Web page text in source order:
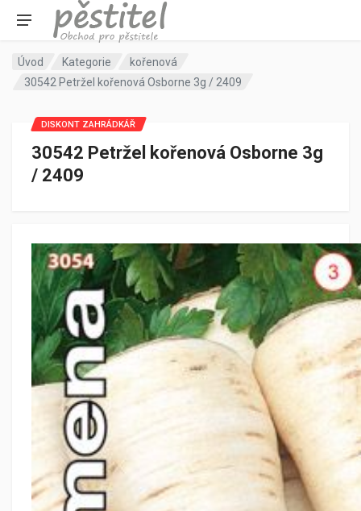
Úvod Kategorie
kořenová
30542 Petržel kořenová Osborne 3g / 2409
30542 Petržel kořenová Osborne 3g
/ 2409
DISKONT ZAHRÁDKÁŘ